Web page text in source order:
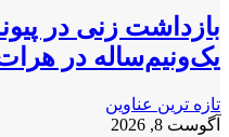
بازداشت زنی در
یک‌ونیم‌ساله در
تازه ترین عناوین
آگوست 8, 2026